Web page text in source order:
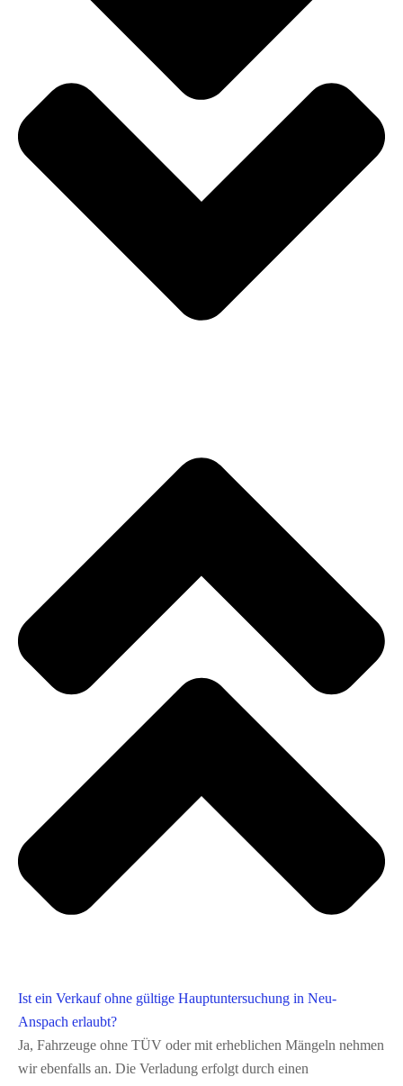
Ist ein Verkauf ohne gültige Hauptuntersuchung in Neu-
Anspach erlaubt?
Ja, Fahrzeuge ohne TÜV oder mit erheblichen Mängeln nehmen
wir ebenfalls an. Die Verladung erfolgt durch einen